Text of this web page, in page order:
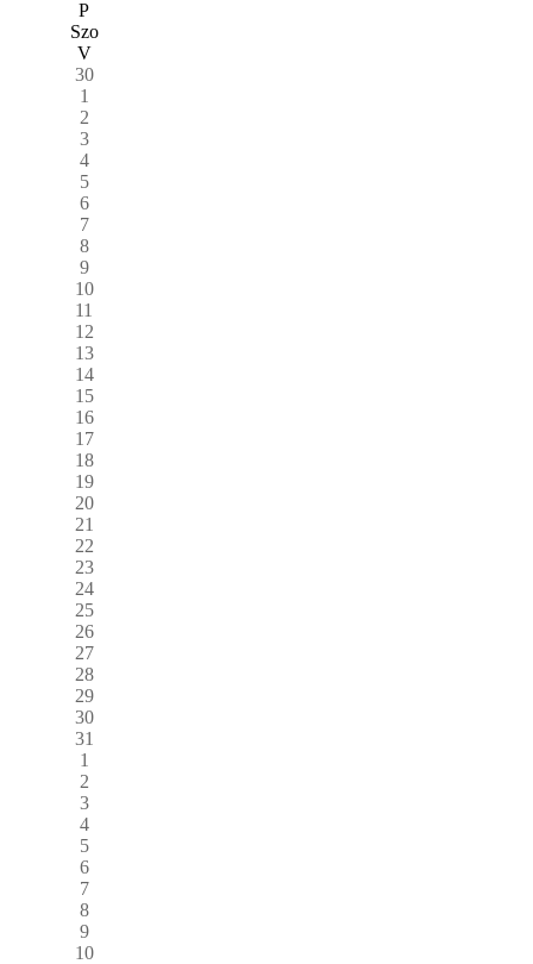
P
Szo
V
30
1
2
3
4
5
6
7
8
9
10
11
12
13
14
15
16
17
18
19
20
21
22
23
24
25
26
27
28
29
30
31
1
2
3
4
5
6
7
8
9
10